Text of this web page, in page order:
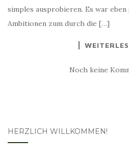
simples ausprobieren. Es war
Ambitionen zum durch die […]
Noch keine
HERZLICH WILLKOMMEN!